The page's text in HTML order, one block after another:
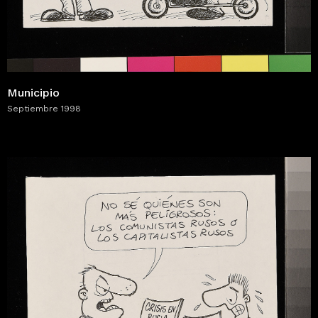
Municipio
Septiembre 1998